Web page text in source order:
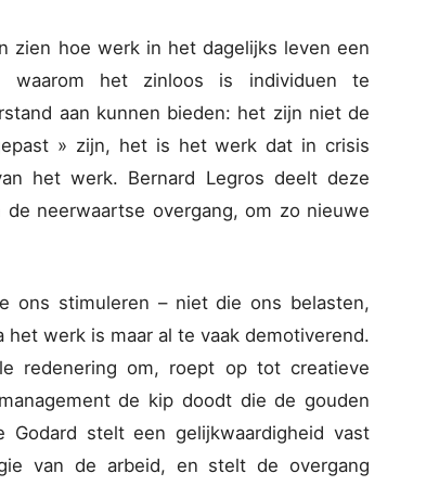
zien hoe werk in het dagelijks leven een
waarom het zinloos is individuen te
aan kunnen bieden: het zijn niet de
» zijn, het is het werk dat in crisis
het werk. Bernard Legros deelt deze
neerwaartse overgang, om zo nieuwe
ons stimuleren – niet die ons belasten,
werk is maar al te vaak demotiverend.
redenering om, roept op tot creatieve
de kip doodt die de gouden
stelt een gelijkwaardigheid vast
van de arbeid, en stelt de overgang